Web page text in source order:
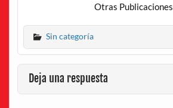
Otras Publicaciones
Sin categoría
Deja una respuesta